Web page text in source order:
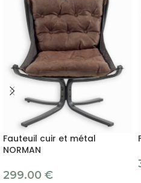
Fauteuil cuir et métal
NORMAN
299.00 €